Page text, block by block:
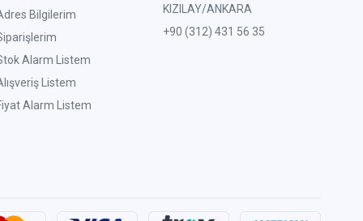
Bilgilerim
Alarm Listem
Listem
Alarm Listem
KIZILAY/ANKARA
+90 (312) 431 56 35